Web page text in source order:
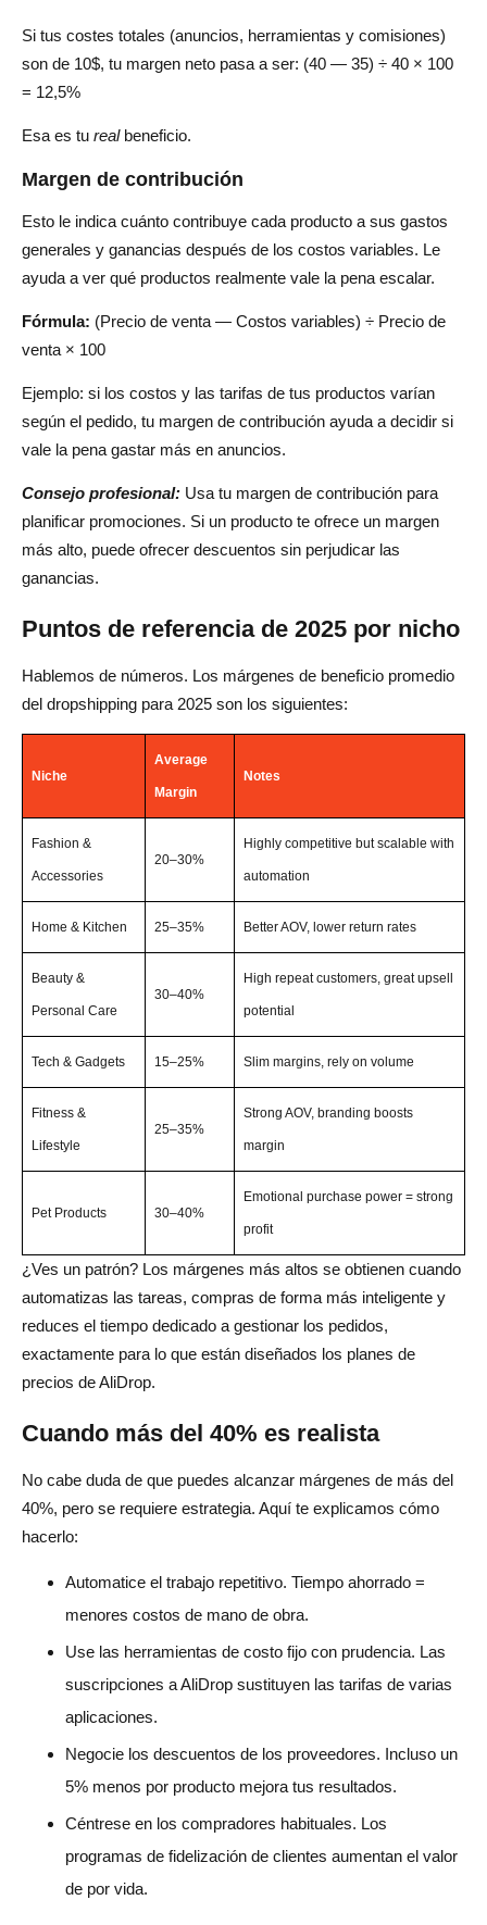
Si tus costes totales (anuncios, herramientas y comisiones)
son de 10$, tu margen neto pasa a ser: (40 — 35) ÷ 40 × 100
= 12,5%
Esa es tu realbeneficio.
Margen de contribución
Esto le indica cuánto contribuye cada producto a sus gastos
generales y ganancias después de los costos variables. Le
ayuda a ver qué productos realmente vale la pena escalar.
Fórmula: (Precio de venta — Costos variables) ÷ Precio de
venta × 100
Ejemplo: si los costos y las tarifas de tus productos varían
según el pedido, tu margen de contribución ayuda a decidir si
vale la pena gastar más en anuncios.
Consejo profesional: Usa tu margen de contribución para
planificar promociones. Si un producto te ofrece un margen
más alto, puede ofrecer descuentos sin perjudicar las
ganancias.
Puntos de referencia de 2025 por nicho
Hablemos de números. Los márgenes de beneficio promedio
del dropshipping para 2025 son los siguientes:
Niche
Average
Margin
Notes
Fashion &
Accessories
20–30%
Highly competitive but scalable with
automation
Home & Kitchen 25–35% Better AOV, lower return rates
Beauty &
Personal Care
30–40%
High repeat customers, great upsell
potential
Tech & Gadgets 15–25% Slim margins, rely on volume
Fitness &
Lifestyle
25–35%
Strong AOV, branding boosts
margin
Pet Products 30–40%
Emotional purchase power = strong
profit
¿Ves un patrón? Los márgenes más altos se obtienen cuando
automatizas las tareas, compras de forma más inteligente y
reduces el tiempo dedicado a gestionar los pedidos,
exactamente para lo que están diseñados los planes de
precios de AliDrop.
Cuando más del 40% es realista
No cabe duda de que puedes alcanzar márgenes de más del
40%, pero se requiere estrategia. Aquí te explicamos cómo
hacerlo:
Automatice el trabajo repetitivo. Tiempo ahorrado =
menores costos de mano de obra.
Use las herramientas de costo fijo con prudencia. Las
suscripciones a AliDrop sustituyen las tarifas de varias
aplicaciones.
Negocie los descuentos de los proveedores. Incluso un
5% menos por producto mejora tus resultados.
Céntrese en los compradores habituales. Los
programas de fidelización de clientes aumentan el valor
de por vida.